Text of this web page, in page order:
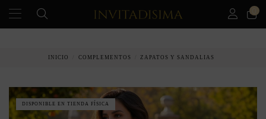
INICIO COMPLEMENTOS ZAPATOS Y SANDALIAS
DISPONIBLE EN TIENDA FÍSICA